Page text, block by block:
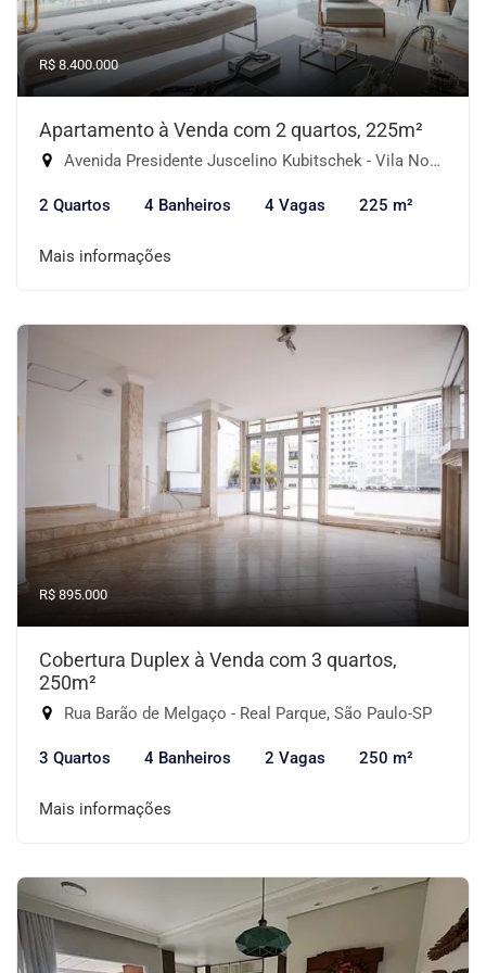
R$ 8.400.000
Apartamento à Venda com 2 quartos, 225m²
Avenida Presidente Juscelino Kubitschek - Vila Nova Conceição, São Paulo-SP
2 Quartos 4 Banheiros 4 Vagas 225 m²
Mais informações
R$ 895.000
Cobertura Duplex à Venda com 3 quartos,
250m²
Rua Barão de Melgaço - Real Parque, São Paulo-SP
3 Quartos 4 Banheiros 2 Vagas 250 m²
Mais informações